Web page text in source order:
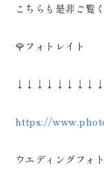
こちらも是非ご覧
🌹フォトレイト
https://
ウエディングフォ